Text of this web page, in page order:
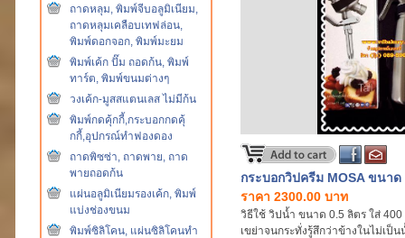
ถาดหลุม, พิมพ์จีบอลูมิเนียม,
ถาดหลุมเคลือบเทฟล่อน,
พิมพ์ดอกจอก, พิมพ์มะยม
พิมพ์เค้ก ปั๊ม ถอดก้น, พิมพ์
ทาร์ต, พิมพ์ขนมต่างๆ
วงเค้ก-มูสสแตนเลส ไม่มีก้น
พิมพ์กดคุ้กกี้,กระบอกกดคุ้
กกี้,อุปกรณ์ทำฟองดอง
ถาดพิซซ่า, ถาดพาย, ถาด
พายถอดก้น
แผ่นอลูมิเนียมรองเค้ก, พิมพ์
แบ่งช่องขนม
พิมพ์ซิลิโคน, แผ่นซิลิโคนทำ
กระบอกวิปครีม MOSA ขนา
ราคา 2300.00 บาท
วิธีใช้ วิปน้ำ ขนาด 0.5 ลิตร ใส่
เขย่าจนกระทั่งรู้สึกว่าข้างในไม่เป็